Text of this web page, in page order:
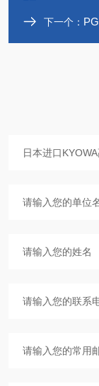
下一个：